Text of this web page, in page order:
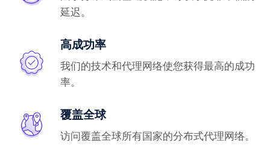
延迟。
高成功率
我们的技术和代理网络使您获得最高的成功
率。
覆盖全球
访问覆盖全球所有国家的分布式代理网络。